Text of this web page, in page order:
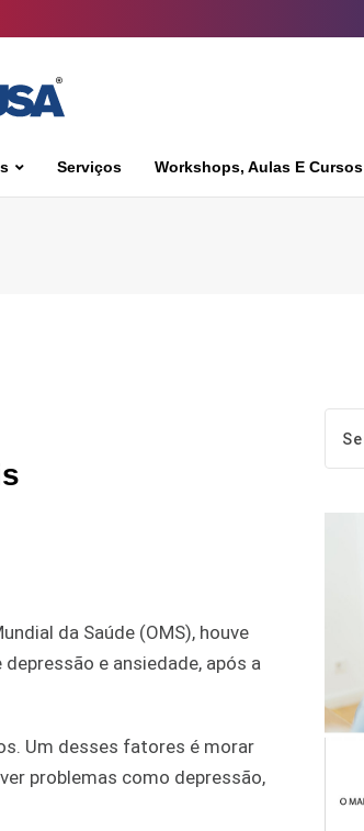
Serviços Workshops, Aulas E Cursos
da Saúde (OMS), houve
e ansiedade, após a
Um desses fatores é morar
problemas como depressão,